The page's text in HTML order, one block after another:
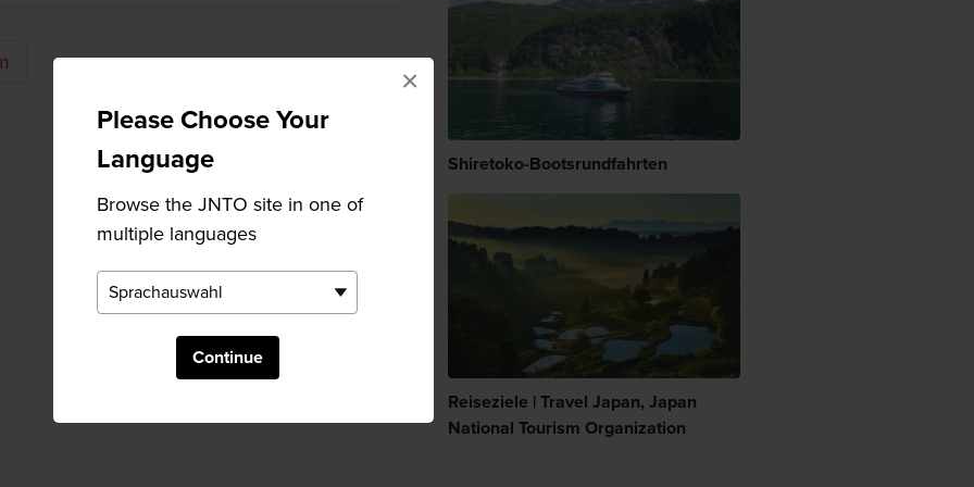
Please Choose Your
Language
Browse the JNTO site in one of
multiple languages
Continue
×
Shiretoko-Bootsrundfahrten
Reiseziele | Travel Japan, Japan
National Tourism Organization